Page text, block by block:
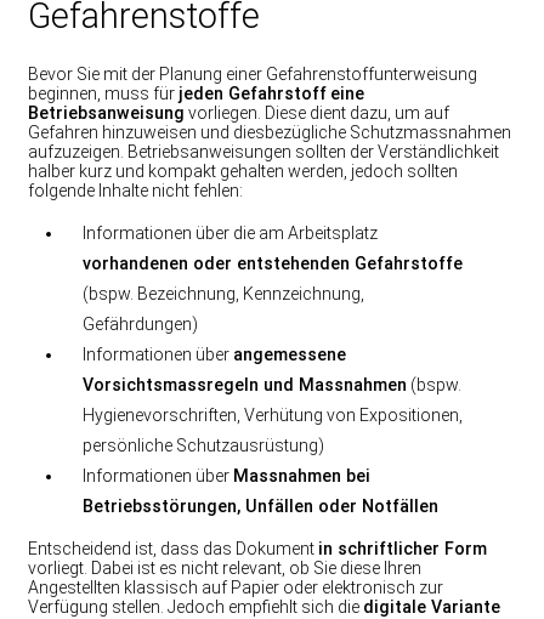
Gefahrenstoffe
Bevor Sie mit der Planung einer Gefahrenstoffunterweisung
beginnen, muss für jeden Gefahrstoff eine
Betriebsanweisung vorliegen. Diese dient dazu, um auf
Gefahren hinzuweisen und diesbezügliche Schutzmassnahmen
aufzuzeigen. Betriebsanweisungen sollten der Verständlichkeit
halber kurz und kompakt gehalten werden, jedoch sollten
folgende Inhalte nicht fehlen:
Informationen über die am Arbeitsplatz
vorhandenen oder entstehenden Gefahrstoffe
(bspw. Bezeichnung, Kennzeichnung,
Gefährdungen)
Informationen über angemessene
Vorsichtsmassregeln und Massnahmen (bspw.
Hygienevorschriften, Verhütung von Expositionen,
persönliche Schutzausrüstung)
Informationen über Massnahmen bei
Betriebsstörungen, Unfällen oder Notfällen
Entscheidend ist, dass das Dokument in schriftlicher Form
vorliegt. Dabei ist es nicht relevant, ob Sie diese Ihren
Angestellten klassisch auf Papier oder elektronisch zur
Verfügung stellen. Jedoch empfiehlt sich die digitale Variante